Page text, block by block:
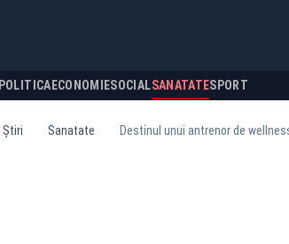
POLITICA ECONOMIESOCIALSANATATESPORT
Știri Sanatate Destinul unui antrenor de